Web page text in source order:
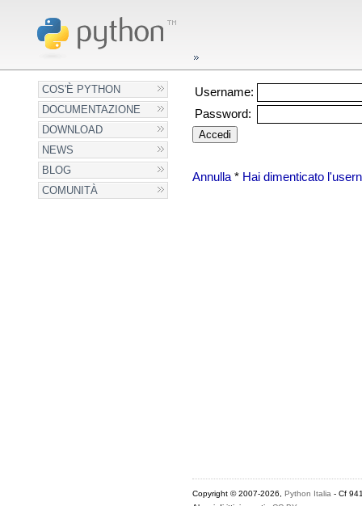
COS'È PYTHON
DOCUMENTAZIONE
DOWNLOAD
NEWS
BLOG
COMUNITÀ
Username:
Password:
Annulla* Hai dimenticato
Copyright © 2007-2026, Python Italia - Cf